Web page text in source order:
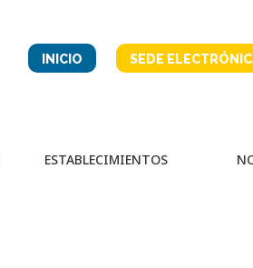
INICIO SEDE
ESTABLECIMIENTOS